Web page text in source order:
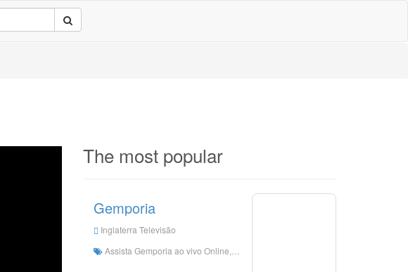
The most popular
Gemporia
Inglaterra Televisão
Assista Gemporia ao vivo Online, Gemporia HD Live Streaming, Gemporia Watch Live TV da Inglaterra